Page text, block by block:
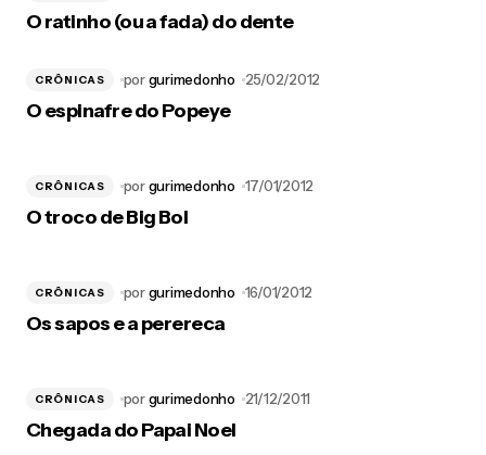
O ratinho (ou a fada) do dente
CRÔNICAS porgurimedonho 25/02/2012
O espinafre do Popeye
CRÔNICAS porgurimedonho 17/01/2012
O troco de Big Bol
CRÔNICAS porgurimedonho 16/01/2012
Os sapos e a perereca
CRÔNICAS porgurimedonho 21/12/2011
Chegada do Papai Noel